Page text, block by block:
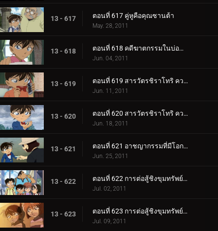
13 - 617 ตอนที่ 617 คู่หูคือคุณซานต้า
May. 28, 2011
13 - 618 ตอนที่ 618 คดีฆาตกรรมในบ่อน้ำแร่กลางแจ้ง
Jun. 04, 2011
13 - 619 ตอนที่ 619 สารวัตรชิราโทริ ความทรงจำของกลีบดอกซากุระ (ตอน 1)
Jun. 11, 2011
13 - 620 ตอนที่ 620 สารวัตรชิราโทริ ความทรงจำของกลีบดอกซากุระ (ตอน 2)
Jun. 18, 2011
13 - 621 ตอนที่ 621 อาชญากรรมที่มีโอกาสศูนย์เปอร์เซ็นที่จะเกิดขึ้น
Jun. 25, 2011
13 - 622 ตอนที่ 622 การต่อสู้ชิงขุมทรัพย์ในโกดังปริศนา (ตอน 1)
Jul. 02, 2011
13 - 623 ตอนที่ 623 การต่อสู้ชิงขุมทรัพย์ในโกดังปริศนา (ตอน 2)
Jul. 09, 2011